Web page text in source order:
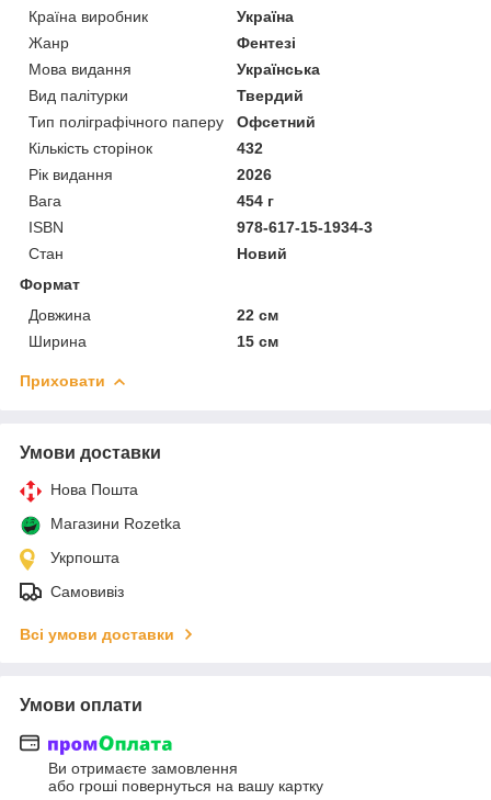
Країна виробник
Україна
Жанр
Фентезі
Мова видання
Українська
Вид палітурки
Твердий
Тип поліграфічного паперу
Офсетний
Кількість сторінок
432
Рік видання
2026
Вага
454 г
ISBN
978-617-15-1934-3
Стан
Новий
Формат
Довжина
22 см
Ширина
15 см
Приховати
Умови доставки
Нова Пошта
Магазини Rozetka
Укрпошта
Самовивіз
Всі умови доставки
Умови оплати
Ви отримаєте замовлення
або гроші повернуться на вашу картку